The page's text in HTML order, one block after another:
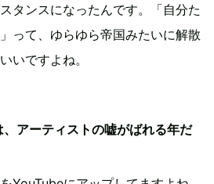
タンスになったんです。「自分た
って、ゆらゆら帝国みたいに解散
いですよね。
アーティストの嘘がばれる年だ